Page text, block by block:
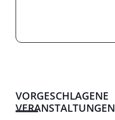
VORGESCHLAGENE
VERANSTALTUNGEN